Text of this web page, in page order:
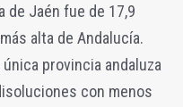
de Jaén fue de 17,9
alta de Andalucía.
provincia andaluza
con menos